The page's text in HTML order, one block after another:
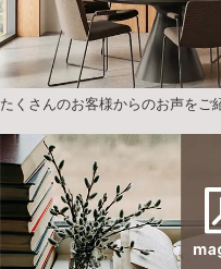
たくさんのお客様からのお声をご